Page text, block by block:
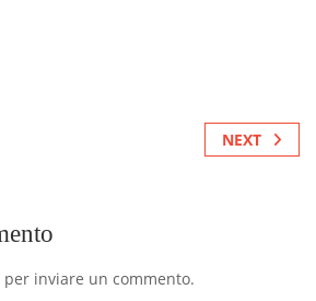
NEXT
per inviare un commento.